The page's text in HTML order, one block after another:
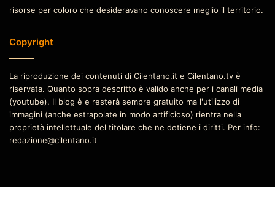
risorse per coloro che desideravano conoscere meglio il territorio.
Copyright
La riproduzione dei contenuti di Cilentano.it e Cilentano.tv è
riservata. Quanto sopra descritto è valido anche per i canali media
(youtube). Il blog è e resterà sempre gratuito ma l'utilizzo di
immagini (anche estrapolate in modo artificioso) rientra nella
proprietà intellettuale del titolare che ne detiene i diritti. Per info:
redazione@cilentano.it